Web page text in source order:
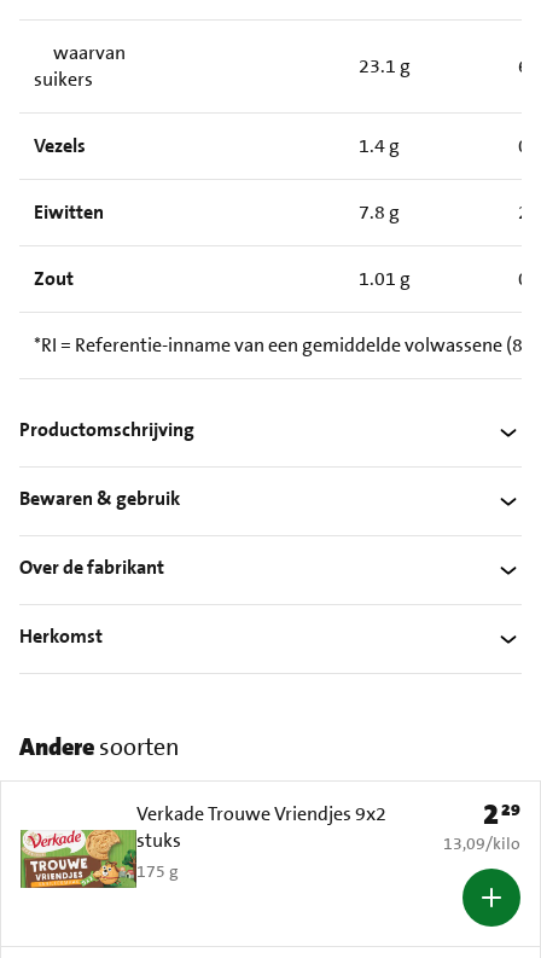
waarvan
suikers
23.1 g
Vezels 1.4 g
Eiwitten 7.8 g
Zout 1.01 g
*RI = Referentie-inname van een gemiddelde volwassene
Productomschrijving
Bewaren & gebruik
Over de fabrikant
Herkomst
Anderesoorten
Verkade Trouwe Vriendjes 9x2
stuks
175 g
Prijs:
229
€ 13,09 per
13,09/kilo